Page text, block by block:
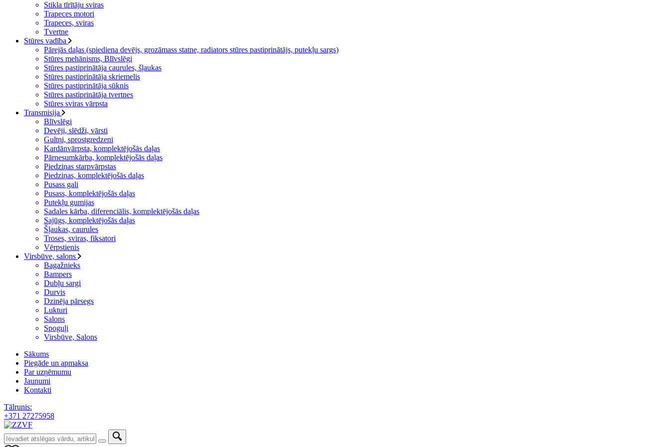
Stikla tīrītāju sviras
Trapeces motori
Trapeces, sviras
Tvertne
Stūres vadība
Pārejās daļas (spiediena devējs, grozāmass statne, radiators stūres pastiprinātājs, putekļu sargs)
Stūres mehānisms, Blīvslēgi
Stūres pastiprinātāja caurules, šļaukas
Stūres pastiprinātāja skriemelis
Stūres pastiprinātāja sūknis
Stūres pastiprinātāja tvertnes
Stūres sviras vārpsta
Transmisija
Blīvslēgi
Devēji, slēdži, vārsti
Gultņi, sprostgredzeni
Kardānvārpsta, komplektējošās daļas
Pārnesumkārba, komplektējošās daļas
Piedziņas starpvārpstas
Piedziņas, komplektējošās daļas
Pusass gali
Pusass, komplektējošās daļas
Putekļu gumijas
Sadales kārba, diferenciālis, komplektējošās daļas
Sajūgs, komplektējošās daļas
Šļaukas, caurules
Troses, sviras, fiksatori
Vērpstienis
Virsbūve, salons
Bagažnieks
Bampers
Dubļu sargi
Durvis
Dzinēja pārsegs
Lukturi
Salons
Spoguļi
Virsbūve, Salons
Sākums
Piegāde un apmaksa
Par uzņēmumu
Jaunumi
Kontakti
Tālrunis:
+371 27275958